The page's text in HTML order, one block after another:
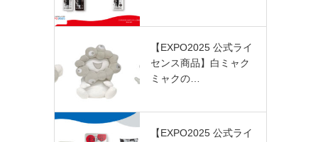
【EXPO2025 公式ライ
センス商品】白ミャク
ミャクの…
【EXPO2025 公式ライ